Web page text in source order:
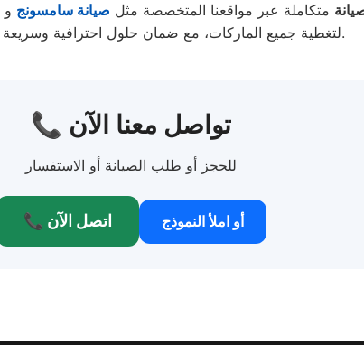
متكاملة عبر مواقعنا المتخصصة مثل صيانة سامسونج و
لتغطية جميع الماركات، مع ضمان حلول احترافية وسريعة لكل الأعطال.
📞 تواصل معنا الآن
للحجز أو طلب الصيانة أو الاستفسار
📞 اتصل الآن أو املأ النموذج